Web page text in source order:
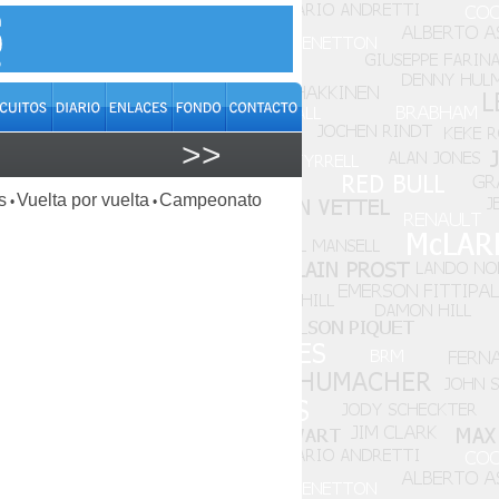
>>
•Vuelta por vuelta •Campeonato